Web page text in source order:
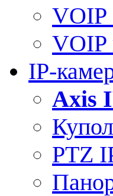
VOIP
IP-
Axis
PTZ